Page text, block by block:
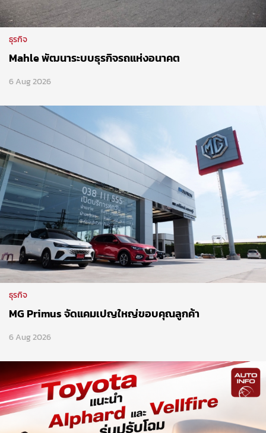
ธุรกิจ
Mahle พัฒนาระบบธุรกิจรถแห่งอนาคต
6 Aug 2026
ธุรกิจ
MG Primus จัดแคมเปญใหญ่ขอบคุณลูกค้า
6 Aug 2026